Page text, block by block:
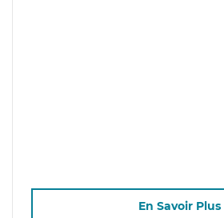
En Savoir Plus